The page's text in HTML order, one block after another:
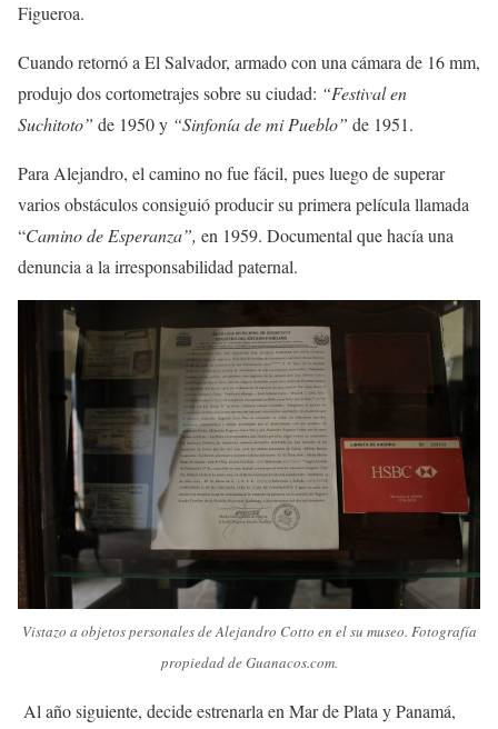
Figueroa.
Cuando retornó a El Salvador, armado con una cámara de 16 mm,
produjo dos cortometrajes sobre su ciudad: “Festival en
Suchitoto” de 1950 y “Sinfonía de mi Pueblo” de 1951.
Para Alejandro, el camino no fue fácil, pues luego de superar
varios obstáculos consiguió producir su primera película llamada
“Camino de Esperanza”, en 1959. Documental que hacía una
denuncia a la irresponsabilidad paternal.
Vistazo a objetos personales de Alejandro Cotto en el su museo. Fotografía
propiedad de Guanacos.com.
Al año siguiente, decide estrenarla en Mar de Plata y Panamá,